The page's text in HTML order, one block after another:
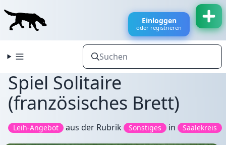
Einloggen
oder registrieren
Spiel Solitaire
(französisches Brett)
Leih-Angebot aus der Rubrik Sonstiges in Saalekreis